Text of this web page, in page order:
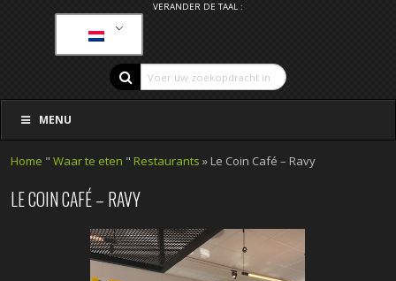
VERANDER DE TAAL :
MENU
Home "Waar te eten " Restaurants » Le Coin Café – Ravy
LE COIN CAFÉ – RAVY